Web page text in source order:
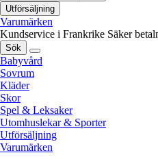
Utförsäljning
Varumärken
Kundservice i Frankrike Säker
Sök
Babyvård
Sovrum
Kläder
Skor
Spel & Leksaker
Utomhuslekar & Sporter
Utförsäljning
Varumärken